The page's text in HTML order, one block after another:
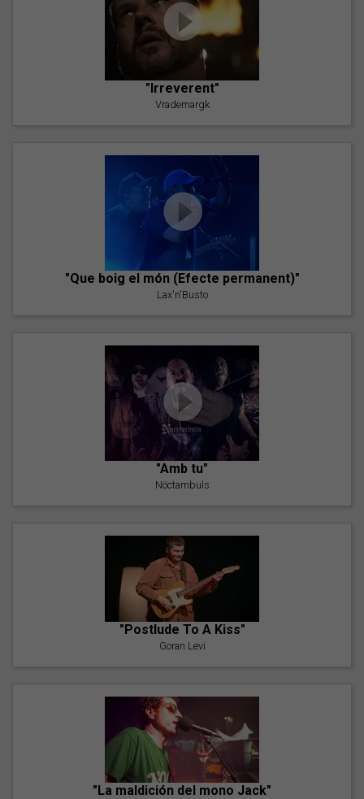
"Irreverent"
Vrademargk
"Que boig el món (Efecte permanent)"
Lax'n'Busto
"Amb tu"
Nöctambuls
"Postlude To A Kiss"
Goran Levi
"La maldición del mono Jack"